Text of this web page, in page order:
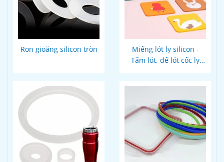
Ron gioăng silicon tròn
Miếng lót ly silicon -
Tấm lót, đế lót cốc ly